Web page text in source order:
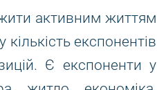
активним життям
експонентів
Є експоненти у